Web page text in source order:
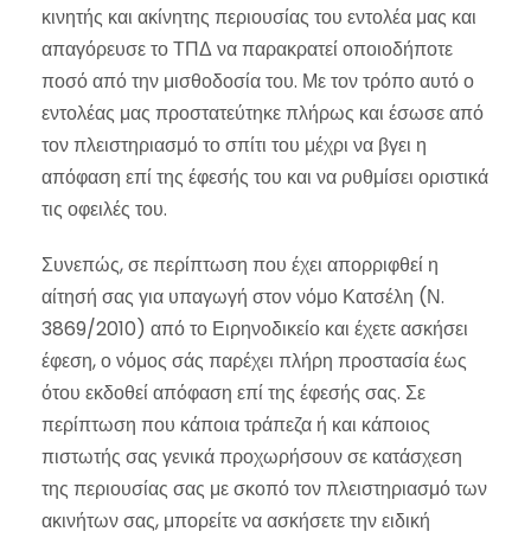
κινητής και ακίνητης περιουσίας του εντολέα μας και
απαγόρευσε το ΤΠΔ να παρακρατεί οποιοδήποτε
ποσό από την μισθοδοσία του. Με τον τρόπο αυτό ο
εντολέας μας προστατεύτηκε πλήρως και έσωσε από
τον πλειστηριασμό το σπίτι του μέχρι να βγει η
απόφαση επί της έφεσής του και να ρυθμίσει οριστικά
τις οφειλές του.
Συνεπώς, σε περίπτωση που έχει απορριφθεί η
αίτησή σας για υπαγωγή στον νόμο Κατσέλη (Ν.
3869/2010) από το Ειρηνοδικείο και έχετε ασκήσει
έφεση, ο νόμος σάς παρέχει πλήρη προστασία έως
ότου εκδοθεί απόφαση επί της έφεσής σας. Σε
περίπτωση που κάποια τράπεζα ή και κάποιος
πιστωτής σας γενικά προχωρήσουν σε κατάσχεση
της περιουσίας σας με σκοπό τον πλειστηριασμό των
ακινήτων σας, μπορείτε να ασκήσετε την ειδική